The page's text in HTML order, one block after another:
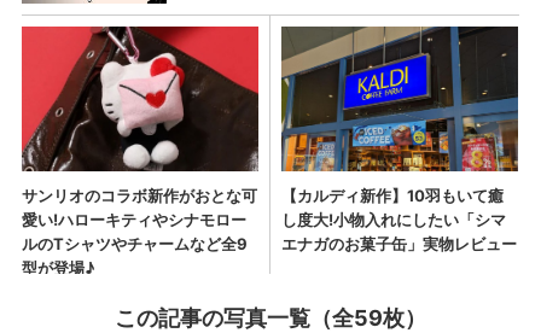
この記事の写真一覧（全59枚）